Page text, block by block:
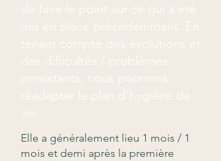
Elle a généralement lieu 1 mois / 1
mois et demi après la première
de faire le point sur ce qui a été
mis en place précédemment. En
tenant compte des évolutions et
des difficultés / problèmes
persistants, nous pourrons
réadapter le plan d’hygiène de
vie.